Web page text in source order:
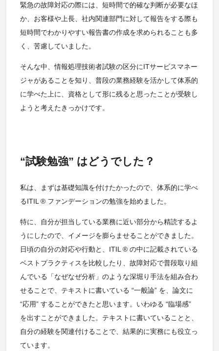
緊急の故障対応の際には、短時間で的確な判断が必要なほ
か、お客様や上長、社内関連部門に対して報告をする際も
短時間でわかりやすい報告書の作成を求められることも多
く、苦慮していました。
そんな中、情報処理技術者試験の区分にITサービスマネー
ジャがあることを知り、普段の業務経験を活かして体系的
に学べた上に、資格として形に残ると思ったことが受験し
ようと考えたきっかけです。
“試験勉強” はどうでした？
私は、まずは基礎知識を付けたかったので、体系的に学べ
るITIL ® ファンデーションの勉強を始めました。
特に、自分が担当している業務に近い部分から精読するよ
うにしたので、イメージを膨らませることができました。
日頃の自分の対応や行動と、ITIL ® の中に記載されている
ベストプラクティスを比較したり、故障対応で普段取り組
んでいる「なぜなぜ分析」のような深堀り手法を組み合わ
せることで、テキストに書いている “一般論” を、論文に
“応用” することができたと思います。いわゆる “臨場感”
を出すことができました。テキストに書いていることと、
自分の経験を関連付けることで、結果的に実務にも役立っ
ています。